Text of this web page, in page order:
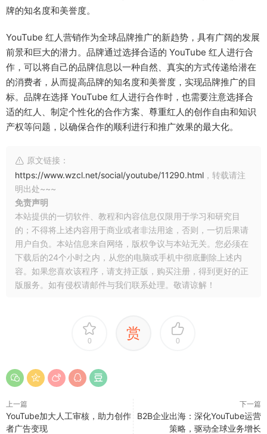
牌的知名度和美誉度。
YouTube 红人营销作为全球品牌推广的新趋势，具有广阔的发展
前景和巨大的潜力。品牌通过选择合适的 YouTube 红人进行合
作，可以将自己的品牌信息以一种自然、真实的方式传递给潜在
的消费者，从而提高品牌的知名度和美誉度，实现品牌推广的目
标。品牌在选择 YouTube 红人进行合作时，也需要注意选择合
适的红人、制定个性化的合作方案、尊重红人的创作自由和知识
产权等问题，以确保合作的顺利进行和推广效果的最大化。
原文链接：
https://www.wzcl.net/social/youtube/11290.html ，转载请注
明出处~~~
免责声明
本站提供的一切软件、教程和内容信息仅限用于学习和研究目
的；不得将上述内容用于商业或者非法用途，否则，一切后果请
用户自负。本站信息来自网络，版权争议与本站无关。您必须在
下载后的24个小时之内，从您的电脑或手机中彻底删除上述内
容。如果您喜欢该程序，请支持正版，购买注册，得到更好的正
版服务。如有侵权请邮件与我们联系处理。敬请谅解！
0 赏 0
上一篇
YouTube加大人工审核，助力创作
者广告变现
下一篇
B2B企业出海：深化YouTube运营
策略，驱动全球业务增长